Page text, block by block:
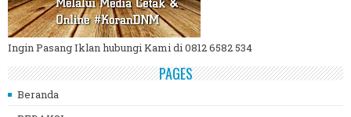
Ingin Pasang Iklan hubungi Kami di 0812 6582 534
PAGES
Beranda